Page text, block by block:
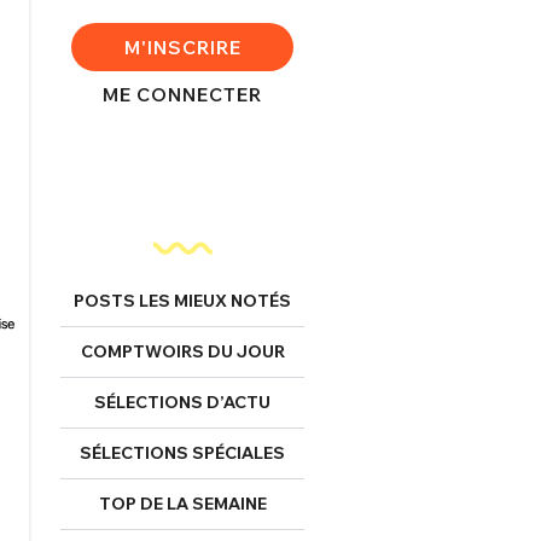
M'INSCRIRE
ME CONNECTER
POSTS LES MIEUX NOTÉS
COMPTWOIRS DU JOUR
SÉLECTIONS D’ACTU
SÉLECTIONS SPÉCIALES
TOP DE LA SEMAINE